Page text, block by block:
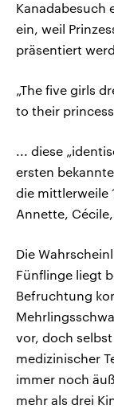
Kanadabesuch
ein, weil
präsentiert
„The five girls
to their
... diese
ersten
die mittlerweile
Annette,
Die
Fünflinge liegt
Befruchtung
vor, doch
medizinischer
immer noch
mehr als drei